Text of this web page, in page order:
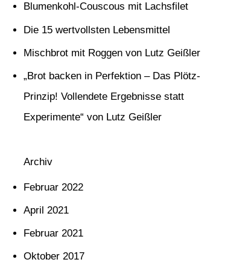
n
a
c
h
:
Blumenkohl-Couscous mit Lachsfilet
Die 15 wertvollsten Lebensmittel
Mischbrot mit Roggen von Lutz Geißler
„Brot backen in Perfektion – Das Plötz-
Prinzip! Vollendete Ergebnisse statt
Experimente“ von Lutz Geißler
Archiv
Februar 2022
April 2021
Februar 2021
Oktober 2017